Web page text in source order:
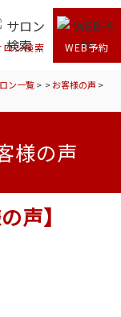
ロン検索 WEB予約
ン一覧> >お客様の声 >
様の声
声】